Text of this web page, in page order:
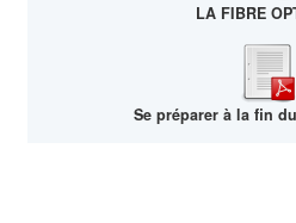
LA FIBRE
Se préparer à la fin